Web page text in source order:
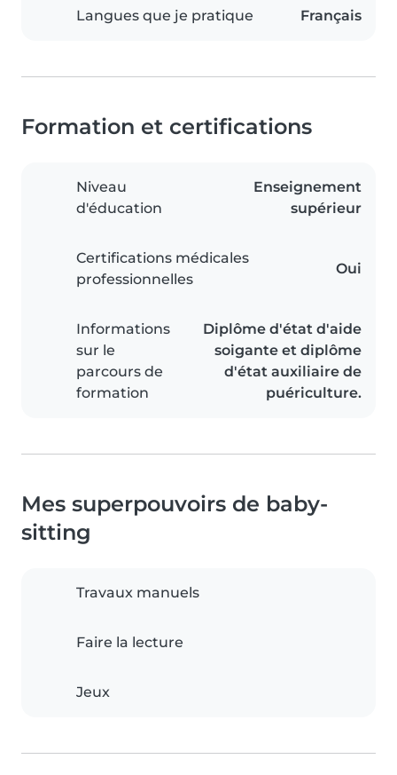
Langues que je pratique Français
Formation et certifications
Niveau
d'éducation
Enseignement
supérieur
Certifications médicales
professionnelles
Oui
Informations
sur le
parcours de
formation
Diplôme d'état d'aide
soigante et diplôme
d'état auxiliaire de
puériculture.
Mes superpouvoirs de baby-
sitting
Travaux manuels
Faire la lecture
Jeux